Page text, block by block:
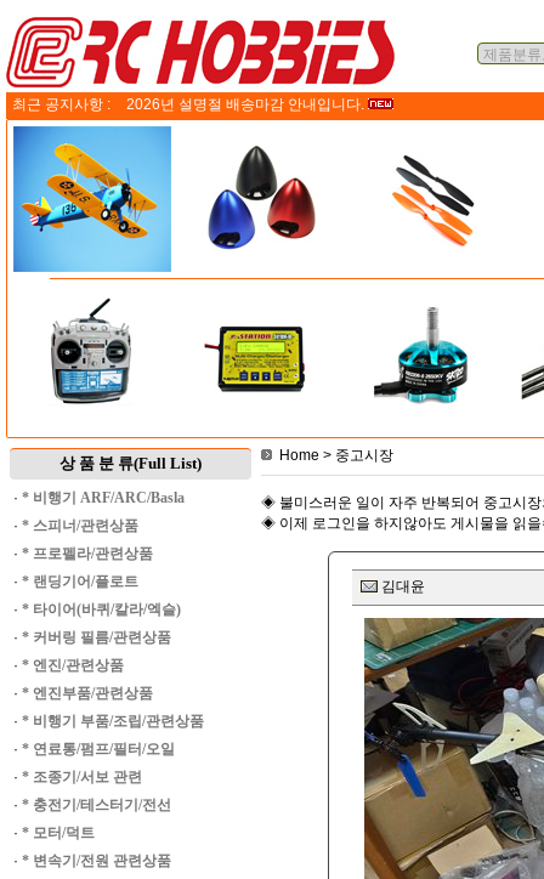
최근 공지사항 : 2026년 설명절 배송마감 안내입니다.
상 품 분 류(Full List)
· * 비행기 ARF/ARC/Basla
· * 스피너/관련상품
· * 프로펠라/관련상품
· * 랜딩기어/플로트
· * 타이어(바퀴/칼라/엑슬)
· * 커버링 필름/관련상품
· * 엔진/관련상품
· * 엔진부품/관련상품
· * 비행기 부품/조립/관련상품
· * 연료통/펌프/필터/오일
· * 조종기/서보 관련
· * 충전기/테스터기/전선
· * 모터/덕트
· * 변속기/전원 관련상품
Home > 중고시장
◈ 불미스러운 일이 자주 반복되어 중고시
◈ 이제 로그인을 하지않아도 게시물을 읽
김대윤